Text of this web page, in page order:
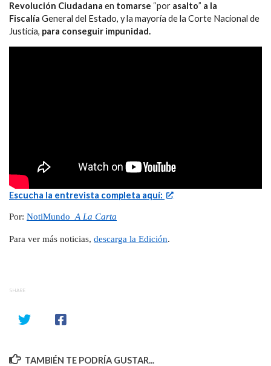
Revolución Ciudadana en tomarse “por asalto” a la
Fiscalía General del Estado, y la mayoría de la Corte Nacional de
Justicia, para conseguir impunidad.
Escucha la entrevista completa aquí:
Por: NotiMundo A La Carta
Para ver más noticias, descarga la Edición.
SHARE
TAMBIÉN TE PODRÍA GUSTAR...